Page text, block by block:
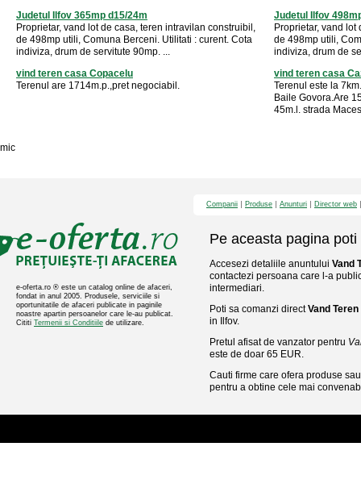
Judetul Ilfov 365mp d15/24m
Proprietar, vand lot de casa, teren intravilan construibil,
de 498mp utili, Comuna Berceni. Utilitati : curent. Cota
indiviza, drum de servitute 90mp. ...
Judetul Ilfov
Proprietar, vand
de 498mp utili,
indiviza, drum de
vind teren casa Copacelu
Terenul are 1714m.p.,pret negociabil.
vind teren casa
Terenul este la
Baile Govora.Are
45m.l. strada
mic
e-oferta.ro ® este un catalog online de afaceri,
fondat in anul 2005. Produsele, serviciile si
oportunitatile de afaceri publicate in paginile
noastre apartin persoanelor care le-au publicat.
Cititi Termenii si Conditiile de utilizare.
Companii Produse Anunturi Director web
Pe aceasta pagina poti
Accesezi detaliile anuntului Vand
contactezi persoana care l-a
intermediari.
Poti sa comanzi directVand
in Ilfov.
Pretul afisat de vanzator pentru
este de doar 65 EUR.
Cauti firme care ofera produse
pentru a obtine cele mai